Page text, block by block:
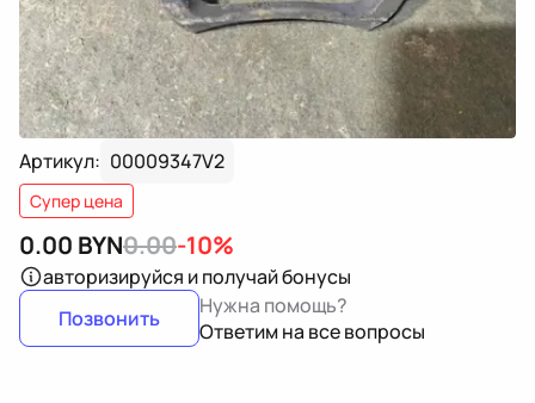
Артикул: 00009347V2
Супер цена
0.00 BYN0.00-10%
авторизируйся и получай бонусы
Позвонить
Нужна помощь?
Ответим на все вопросы